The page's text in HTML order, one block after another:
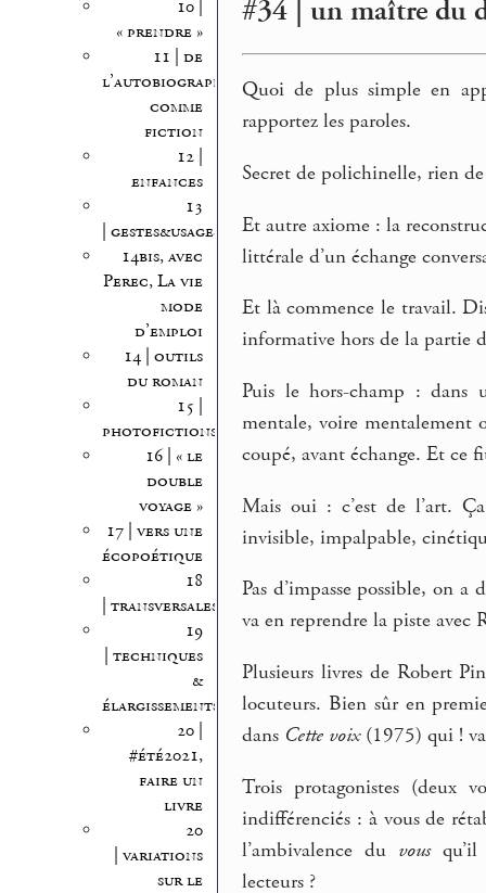
10 |
« prendre »
11 | de
l’autobiographie
comme
fiction
12 |
enfances
13
| gestes&usages
14bis, avec
Perec, La vie
mode
d’emploi
14 | outils
du roman
15 |
photofictions
16 | « le
double
voyage »
17 | vers une
écopoétique
18
| transversales
19
| techniques
&
élargissements
20 |
#été2021,
faire un
livre
20
| variations
sur le
#34 | un maître du
Quoi de plus simple en
rapportez les paroles.
Secret de polichinelle, rien
Et autre axiome : la
littérale d’un échange
Et là commence le travail.
informative hors de la partie
Puis le hors-champ : dans
mentale, voire mentalement
coupé, avant échange. Et ce
Mais oui : c’est de l’art.
invisible, impalpable,
Pas d’impasse possible, on
va en reprendre la piste avec
Plusieurs livres de Robert
locuteurs. Bien sûr en
dans Cette voix(1975) qui ! va
Trois protagonistes (deux
indifférenciés : à vous de
l’ambivalence du vousqu’il
lecteurs ?